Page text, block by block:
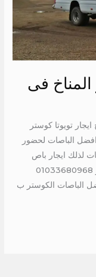
فى
تويوتا كوستر
يمكنك ايجار افضل الباصات لحضور
لذلك ايجار باص
كوستر من افضل شركة تاجير باصات في مصر 01033680968
الباصات الكوستر ب